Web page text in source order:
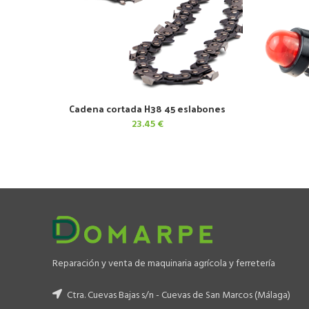
AÑADIR AL CARRITO
Cadena cortada H38 45 eslabones
23.45€
Reparación y venta de maquinaria agrícola y ferretería
Ctra. Cuevas Bajas s/n - Cuevas de San Marcos (Málaga)